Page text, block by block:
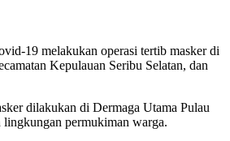
19 melakukan operasi tertib masker di
Kepulauan Seribu Selatan, dan
dilakukan di Dermaga Utama Pulau
lingkungan permukiman warga.